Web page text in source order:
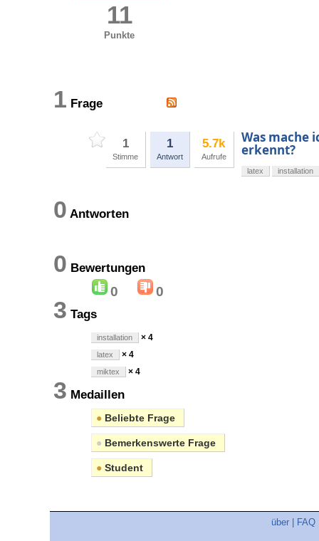
11
Punkte
1 Frage
1
Stimme
1
Antwort
5.7k
Aufrufe
Was mache
erkennt?
latex installation
0 Antworten
0 Bewertungen
0 0
3 Tags
installation × 4
latex × 4
miktex × 4
3 Medaillen
● Beliebte Frage
● Bemerkenswerte Frage
● Student
über FAQ